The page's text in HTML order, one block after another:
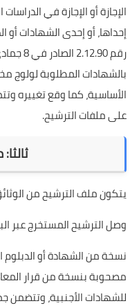
الإجازة أو الإجازة في
إحداها، أو إحدى الشهادات
بالشهادات المطلوبة لولوج
الأساسية، كما وقع تغييره
على ملفات الترشيح.
ثالثا:
يتكون ملف الترشيح من
وصل الترشيح المستخرج عبر
نسخة من الشهادة أو
مصحوبة بنسخة من قرار
للشهادات الأجنبية، وتتضمن